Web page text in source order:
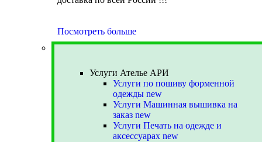
Посмотреть больше
Услуги Ателье АРИ
Услуги Ателье АРИ
Услуги по пошиву форменной
одежды new
Услуги Машинная вышивка на
заказ new
Услуги Печать на одежде и
аксессуарах new